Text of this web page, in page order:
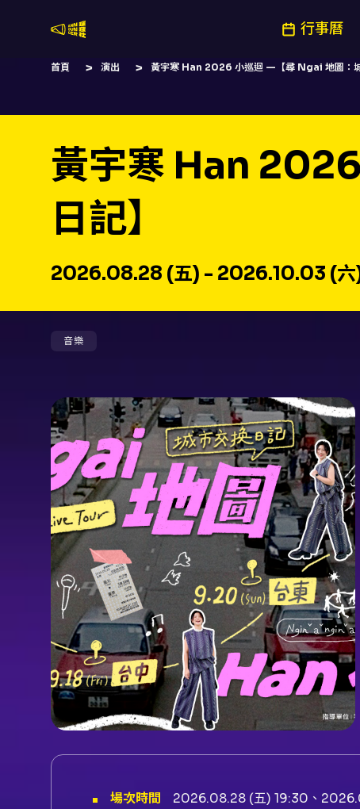
行事曆
首頁 演出 黃宇寒 Han 2026 小巡迴 —【尋 Ngai 地圖：城
黃宇寒 Han
日記】
2026.08.28 (五) - 2026.10.03 (六
音樂
場次時間 2026.08.28 (五) 19:30、